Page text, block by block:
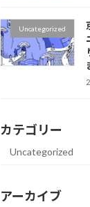
Uncategorized
カテゴリー
Uncategorized
アーカイブ